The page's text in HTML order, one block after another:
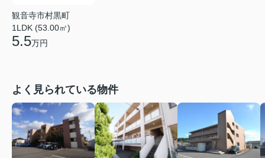
観音寺市村黒町
1LDK (53.00㎡)
5.5万円
よく見られている物件